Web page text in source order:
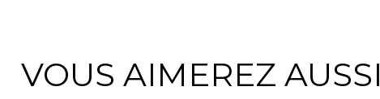
VOUS AIMEREZ AUSSI